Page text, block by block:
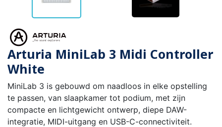
Arturia MiniLab 3 Midi Controller
White
MiniLab 3 is gebouwd om naadloos in elke opstelling
te passen, van slaapkamer tot podium, met zijn
compacte en lichtgewicht ontwerp, diepe DAW-
integratie, MIDI-uitgang en USB-C-connectiviteit.